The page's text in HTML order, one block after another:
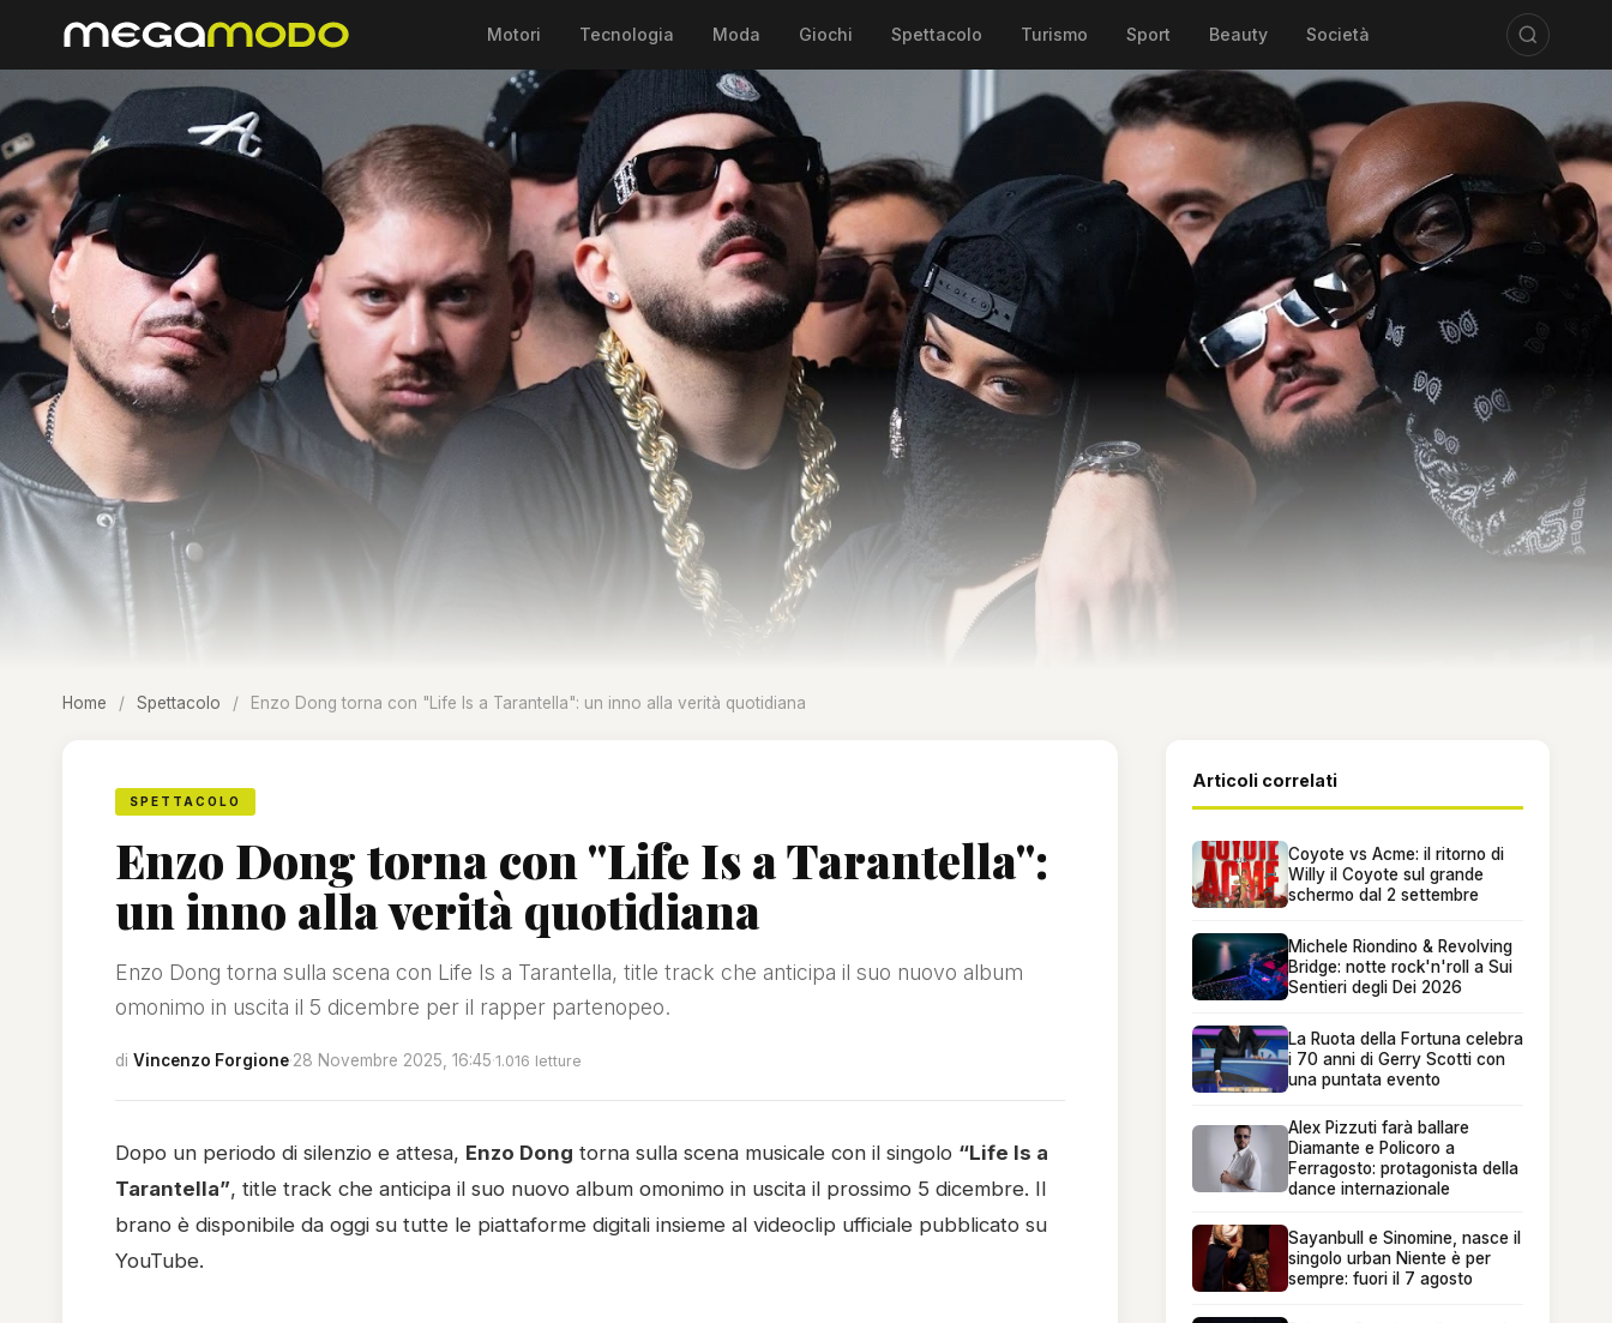
Motori Tecnologia Moda Giochi Spettacolo Turismo Sport Beauty Società
Home / Spettacolo / Enzo Dong torna con "Life Is a Tarantella": un inno alla verità quotidiana
SPETTACOLO
Enzo Dong torna con "Life Is a Tarantella":
un inno alla verità quotidiana
Enzo Dong torna sulla scena con Life Is a Tarantella, title track che anticipa il suo nuovo album
omonimo in uscita il 5 dicembre per il rapper partenopeo.
di Vincenzo Forgione·28 Novembre 2025, 16:45·1.016 letture
Dopo un periodo di silenzio e attesa, Enzo Dong torna sulla scena musicale con il singolo “Life Is a
Tarantella”, title track che anticipa il suo nuovo album omonimo in uscita il prossimo 5 dicembre. Il
brano è disponibile da oggi su tutte le piattaforme digitali insieme al videoclip ufficiale pubblicato su
YouTube.
Articoli correlati
Coyote vs Acme: il ritorno di
Willy il Coyote sul grande
schermo dal 2 settembre
Michele Riondino & Revolving
Bridge: notte rock'n'roll a Sui
Sentieri degli Dei 2026
La Ruota della Fortuna celebra
i 70 anni di Gerry Scotti con
una puntata evento
Alex Pizzuti farà ballare
Diamante e Policoro a
Ferragosto: protagonista della
dance internazionale
Sayanbull e Sinomine, nasce il
singolo urban Niente è per
sempre: fuori il 7 agosto